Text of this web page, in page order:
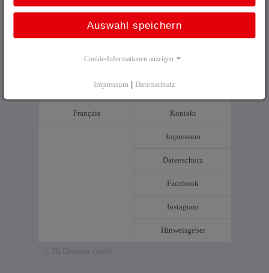
English
Français
AGB
Kontakt
Impressum
Datenschutz
Facebook
Instagram
Hinweisgeber
© TR Electronic GmbH
Auswahl speichern
Cookie-Informationen anzeigen
Impressum | Datenschutz